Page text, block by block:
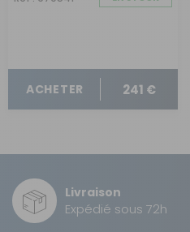
ACHETER 241 €
Livraison
Expédié sous 72h